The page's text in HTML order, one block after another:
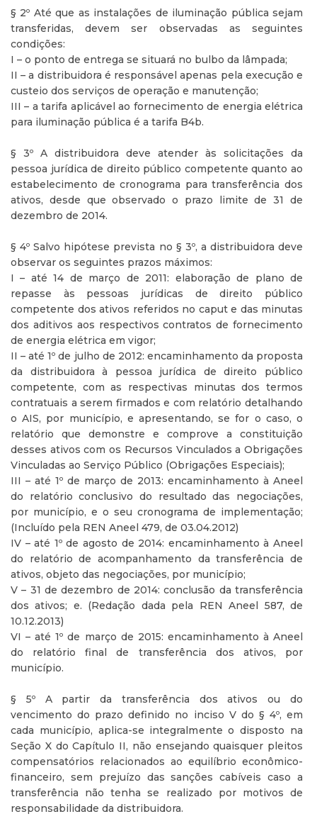
§ 2º Até que as instalações de iluminação pública sejam
transferidas, devem ser observadas as seguintes
condições:
I – o ponto de entrega se situará no bulbo da lâmpada;
II – a distribuidora é responsável apenas pela execução e
custeio dos serviços de operação e manutenção;
III – a tarifa aplicável ao fornecimento de energia elétrica
para iluminação pública é a tarifa B4b.
§ 3º A distribuidora deve atender às solicitações da
pessoa jurídica de direito público competente quanto ao
estabelecimento de cronograma para transferência dos
ativos, desde que observado o prazo limite de 31 de
dezembro de 2014.
§ 4º Salvo hipótese prevista no § 3º, a distribuidora deve
observar os seguintes prazos máximos:
I – até 14 de março de 2011: elaboração de plano de
repasse às pessoas jurídicas de direito público
competente dos ativos referidos no caput e das minutas
dos aditivos aos respectivos contratos de fornecimento
de energia elétrica em vigor;
II – até 1º de julho de 2012: encaminhamento da proposta
da distribuidora à pessoa jurídica de direito público
competente, com as respectivas minutas dos termos
contratuais a serem firmados e com relatório detalhando
o AIS, por município, e apresentando, se for o caso, o
relatório que demonstre e comprove a constituição
desses ativos com os Recursos Vinculados a Obrigações
Vinculadas ao Serviço Público (Obrigações Especiais);
III – até 1º de março de 2013: encaminhamento à Aneel
do relatório conclusivo do resultado das negociações,
por município, e o seu cronograma de implementação;
(Incluído pela REN Aneel 479, de 03.04.2012)
IV – até 1º de agosto de 2014: encaminhamento à Aneel
do relatório de acompanhamento da transferência de
ativos, objeto das negociações, por município;
V – 31 de dezembro de 2014: conclusão da transferência
dos ativos; e. (Redação dada pela REN Aneel 587, de
10.12.2013)
VI – até 1º de março de 2015: encaminhamento à Aneel
do relatório final de transferência dos ativos, por
município.
§ 5º A partir da transferência dos ativos ou do
vencimento do prazo definido no inciso V do § 4º, em
cada município, aplica-se integralmente o disposto na
Seção X do Capítulo II, não ensejando quaisquer pleitos
compensatórios relacionados ao equilíbrio econômico-
financeiro, sem prejuízo das sanções cabíveis caso a
transferência não tenha se realizado por motivos de
responsabilidade da distribuidora.